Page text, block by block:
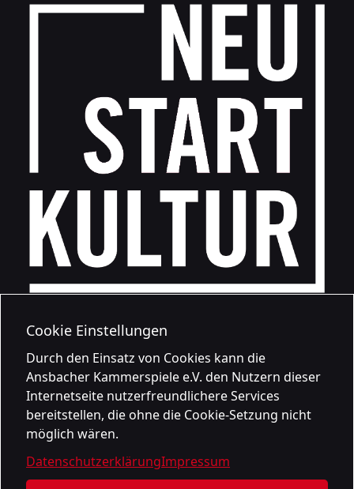
Cookie Einstellungen
Durch den Einsatz von Cookies kann die
Ansbacher Kammerspiele e.V. den Nutzern dieser
Internetseite nutzerfreundlichere Services
bereitstellen, die ohne die Cookie-Setzung nicht
möglich wären.
DatenschutzerklärungImpressum